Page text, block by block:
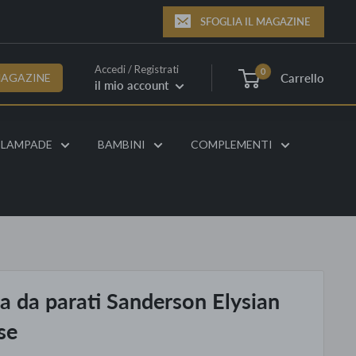
SFOGLIA IL MAGAZINE
Accedi / Registrati
il mio account
0 Carrello
LAMPADE BAMBINI COMPLEMENTI
da parati Sanderson Elysian